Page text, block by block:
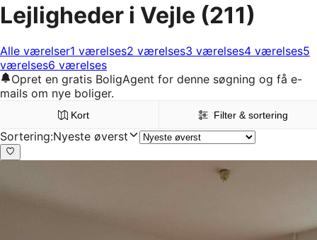
Lejligheder i Vejle (211)
Alle værelser1 værelses2 værelses3 værelses4 værelses5
værelses6 værelses
Opret en gratis BoligAgent for denne søgning og få e-
mails om nye boliger.
Kort Filter & sortering
Sortering:Nyeste øverst